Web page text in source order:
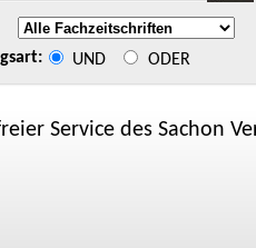
UND ODER
Service des Sachon